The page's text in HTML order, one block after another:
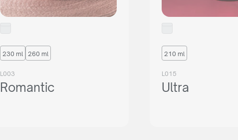
230 ml 260 ml
L003
Romantic
210 ml
L015
Ultra